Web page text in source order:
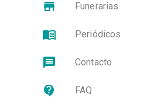
Funerarias
Periódicos
Contacto
FAQ